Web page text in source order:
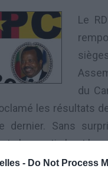
- Do Not Process
Le
du
les résultats
dernier. Sans
le scrutin haut la
majeur: le parti